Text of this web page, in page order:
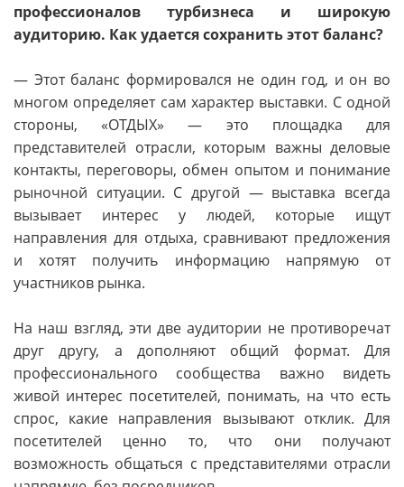
профессионалов турбизнеса и широкую
аудиторию. Как удается сохранить этот баланс?
— Этот баланс формировался не один год, и он во
многом определяет сам характер выставки. С одной
стороны, «ОТДЫХ» — это площадка для
представителей отрасли, которым важны деловые
контакты, переговоры, обмен опытом и понимание
рыночной ситуации. С другой — выставка всегда
вызывает интерес у людей, которые ищут
направления для отдыха, сравнивают предложения
и хотят получить информацию напрямую от
участников рынка.
На наш взгляд, эти две аудитории не противоречат
друг другу, а дополняют общий формат. Для
профессионального сообщества важно видеть
живой интерес посетителей, понимать, на что есть
спрос, какие направления вызывают отклик. Для
посетителей ценно то, что они получают
возможность общаться с представителями отрасли